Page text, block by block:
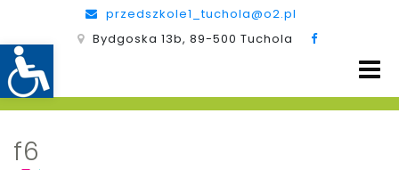
przedszkole1_tuchola@o2.pl
Bydgoska 13b, 89-500 Tuchola
f6